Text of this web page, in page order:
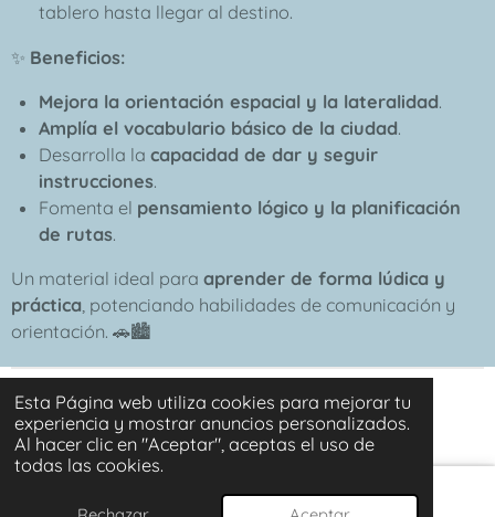
Esta Página web utiliza cookies para mejorar tu
experiencia y mostrar anuncios personalizados.
Al hacer clic en "Aceptar", aceptas el uso de
todas las cookies.
tablero hasta llegar al destino.
✨ Beneficios:
Mejora la orientación espacial y la lateralidad.
Amplía el vocabulario básico de la ciudad.
Desarrolla la capacidad de dar y seguir
instrucciones.
Fomenta el pensamiento lógico y la planificación
de rutas.
Un material ideal para aprender de forma lúdica y
práctica, potenciando habilidades de comunicación y
orientación. 🚗🏙️
© 2024 - 2026 SORTUZZ
Con la tecnología deWebador